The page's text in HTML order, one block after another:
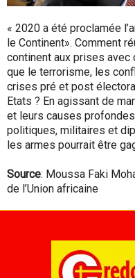
« 2020 a été proclamée
le Continent». Comment
continent aux prises
que le terrorisme, les
crises pré et post
Etats ? En agissant de
et leurs causes
politiques, militaires et
les armes pourrait être
Source: Moussa Faki
de l’Union africaine